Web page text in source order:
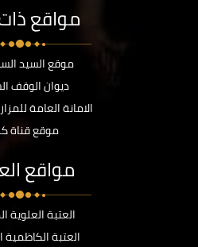
مواقع
موقع السيد
ديوان الوقف
الامانة العامة
موقع قناة
مواقع
العتبة
العتبة